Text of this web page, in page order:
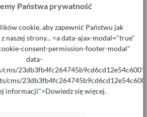
koszyka
Państwa prywatność
cookie, aby zapewnić Państwu jak
naszej strony... <a data-ajax-modal="true"
consent-permission-footer-modal"
data-
23db3fb4fc264745b9cd6cd12e54c600"
cms/
informacji">Dowiedz się więcej.